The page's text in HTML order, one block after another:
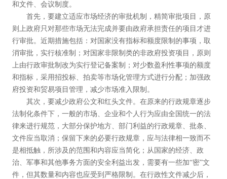
和文件、会议制度。
首先，要建立适应市场经济的审批机制，精简审批项目，原
则上政府只对那些市场无法完成并要由政府承担责任的项目才进
行审批。近期措施包括：对国家没有指标和额度限制的事项，取
消审批，实行核准制；对国家非限制类的非政府投资项目，原则
上由行政审批制改为实行登记备案制；对少数盈利性事项的额度
和指标，采用招投标、拍卖等市场化管理方式进行分配；加强政
府投资和贸易项目管理，减少市场准入限制。
其次，要减少政府公文和红头文件。在原来的行政规章逐步
法制化条件下，一般的市场、企业和个人行为应由全国统一的法
律来进行规范，大部分保护地方、部门利益的行政规章、批条、
文件应当取消；保留下来的必要行政规章，应与法律相一致而不
是相抵触，所涉及的范围和内容应当简化；从国家的经济、政
治、军事和其他事务方面的安全利益出发，需要有一些加“密”文
件，但其数量和内容也应受到严格限制。在行政性文件减少后，